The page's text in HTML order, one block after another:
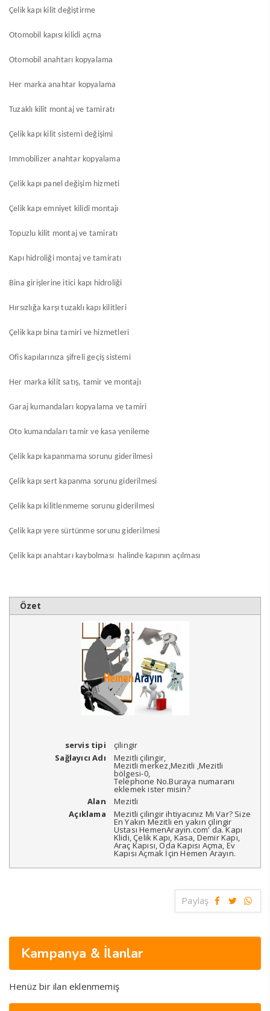
Çelik kapı kilit değiştirme
Otomobil kapısı kilidi açma
Otomobil anahtarı kopyalama
Her marka anahtar kopyalama
Tuzaklı kilit montaj ve tamiratı
Çelik kapı kilit sistemi değişimi
Immobilizer anahtar kopyalama
Çelik kapı panel değişim hizmeti
Çelik kapı emniyet kilidi montajı
Topuzlu kilit montaj ve tamiratı
Kapı hidroliği montaj ve tamiratı
Bina girişlerine itici kapı hidroliği
Hırsızlığa karşı tuzaklı kapı kilitleri
Çelik kapı bina tamiri ve hizmetleri
Ofis kapılarınıza şifreli geçiş sistemi
Her marka kilit satış, tamir ve montajı
Garaj kumandaları kopyalama ve tamiri
Oto kumandaları tamir ve kasa yenileme
Çelik kapı kapanmama sorunu giderilmesi
Çelik kapı sert kapanma sorunu giderilmesi
Çelik kapı kilitlenmeme sorunu giderilmesi
Çelik kapı yere sürtünme sorunu giderilmesi
Çelik kapı anahtarı kaybolması halinde kapının açılması
Özet
servis tipi
çilingir
Sağlayıcı Adı
Mezitli çilingir,
Mezitli merkez,Mezitli ,Mezitli
bölgesi-0,
Telephone No.Buraya numaranı
eklemek ister misin?
Alan
Mezitli
Açıklama
Mezitli çilingir ihtiyacınız Mı Var? Size
En Yakın Mezitli en yakın çilingir
Ustası HemenArayin.com' da. Kapı
Klidi, Çelik Kapı, Kasa, Demir Kapı,
Araç Kapısı, Oda Kapısı Açma, Ev
Kapısı Açmak İçin Hemen Arayın.
Paylaş
Kampanya & İlanlar
Henüz bir ilan eklenmemiş